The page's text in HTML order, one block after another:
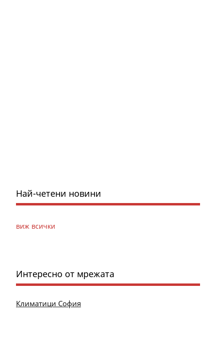
Най-четени новини
виж всички
Интересно от мрежата
Климатици София